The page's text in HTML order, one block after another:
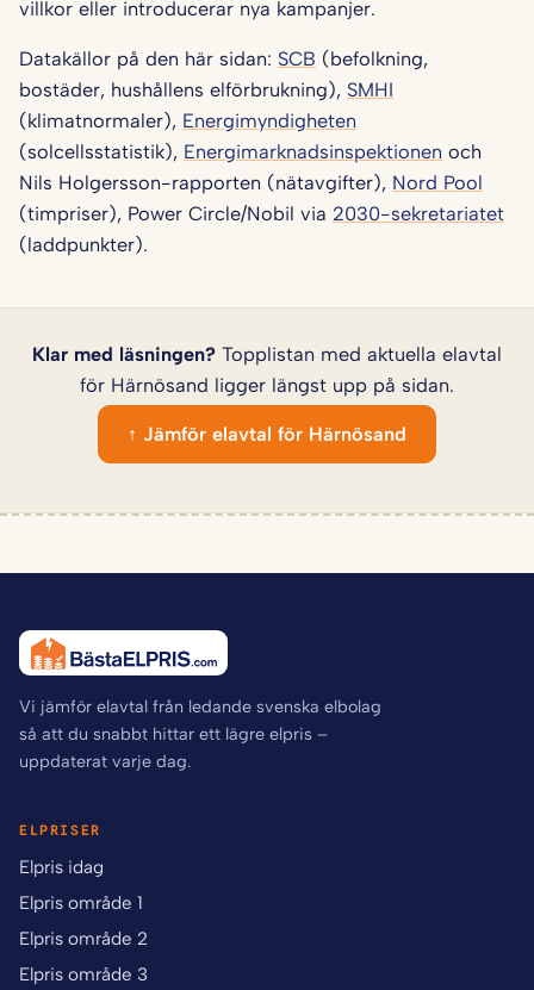
villkor eller introducerar nya kampanjer.
Datakällor på den här sidan: SCB (befolkning,
bostäder, hushållens elförbrukning), SMHI
(klimatnormaler), Energimyndigheten
(solcellsstatistik), Energimarknadsinspektionen och
Nils Holgersson-rapporten (nätavgifter), Nord Pool
(timpriser), Power Circle/Nobil via 2030-sekretariatet
(laddpunkter).
Klar med läsningen? Topplistan med aktuella elavtal
för Härnösand ligger längst upp på sidan.
↑ Jämför elavtal för Härnösand
Vi jämför elavtal från ledande svenska elbolag
så att du snabbt hittar ett lägre elpris –
uppdaterat varje dag.
ELPRISER
Elpris idag
Elpris område 1
Elpris område 2
Elpris område 3